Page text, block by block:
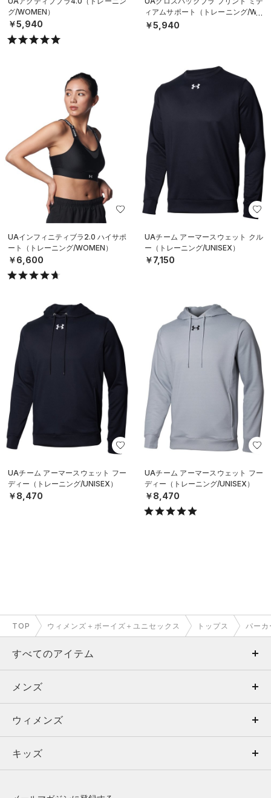
グ/WOMEN）
￥5,940
ィアムサポート（トレーニング/WO
MEN）
￥5,940
UAインフィニティブラ2.0 ハイサポ
ート（トレーニング/WOMEN）
￥6,600
UAチーム アーマースウェット クル
ー（トレーニング/UNISEX）
￥7,150
UAチーム アーマースウェット フー
ディー（トレーニング/UNISEX）
￥8,470
UAチーム アーマースウェット フー
ディー（トレーニング/UNISEX）
￥8,470
TOP ウィメンズ＋ボーイズ＋ユニセックス トップス パー
すべてのアイテム
メンズ
ウィメンズ
キッズ
メンズ
トップス
ボトムス
ウィメンズ
トップス
キッズ